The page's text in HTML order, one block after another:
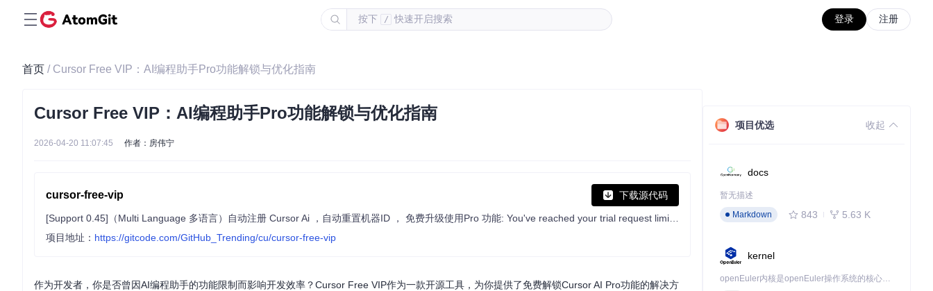
按下 / 快速开启搜索 登录 注册
首页 / Cursor Free VIP：AI编程助手Pro功能解锁与优化指南
Cursor Free VIP：AI编程助手Pro功能解锁与优化指南
2026-04-20 11:07:45 作者：房伟宁
cursor-free-vip 下载源代码
项目地址： https://gitcode.com/GitHub_Trending/cu/cursor-free-vip
作为开发者，你是否曾因AI编程助手的功能限制而影响开发效率？Cursor Free VIP作为一款开源工具，为你提供了免费解锁Cursor AI Pro功能的解决方
项目优选 收起
docs
暂无描述
Markdown
843 5.63 K
kernel
openEuler内核是openEuler操作系统的核心，既是系统性能与稳定性的基石，也是连接处理器、设备与服务的桥梁。